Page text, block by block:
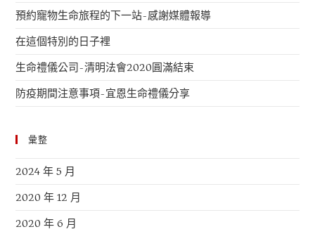
預約寵物生命旅程的下一站-感謝媒體報導
在這個特別的日子裡
生命禮儀公司-清明法會2020圓滿結束
防疫期間注意事項-宜恩生命禮儀分享
彙整
2024 年 5 月
2020 年 12 月
2020 年 6 月